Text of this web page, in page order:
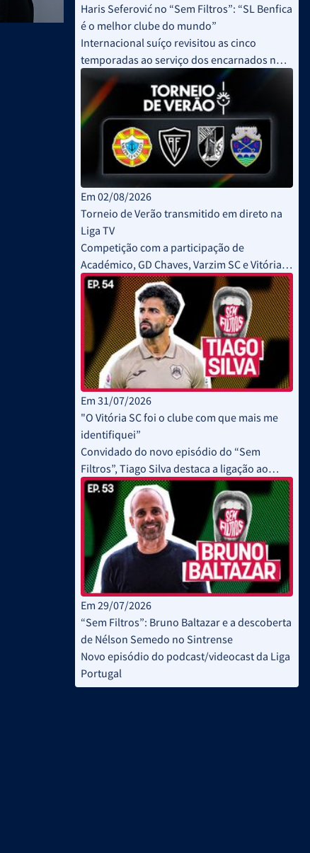
Haris Seferović no “Sem Filtros”: “SL Benfica
é o melhor clube do mundo”
Internacional suíço revisitou as cinco
temporadas ao serviço dos encarnados no
“Sem Filtros”
Em 02/08/2026
Torneio de Verão transmitido em direto na
Liga TV
Competição com a participação de
Académico, GD Chaves, Varzim SC e Vitória
SC decorreu este fim de semana
Em 31/07/2026
"O Vitória SC foi o clube com que mais me
identifiquei”
Convidado do novo episódio do “Sem
Filtros”, Tiago Silva destaca a ligação ao
Vitória SC
Em 29/07/2026
“Sem Filtros”: Bruno Baltazar e a descoberta
de Nélson Semedo no Sintrense
Novo episódio do podcast/videocast da Liga
Portugal